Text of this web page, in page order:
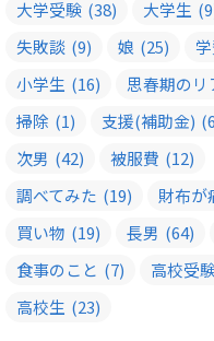
大学受験 (38) 大学生
失敗談 (9) 娘 (25)
小学生 (16) 思春期のリ
掃除 (1) 支援(補助金)
次男 (42) 被服費 (12)
調べてみた (19) 財布が
買い物 (19) 長男 (64)
食事のこと (7) 高校受
高校生 (23)